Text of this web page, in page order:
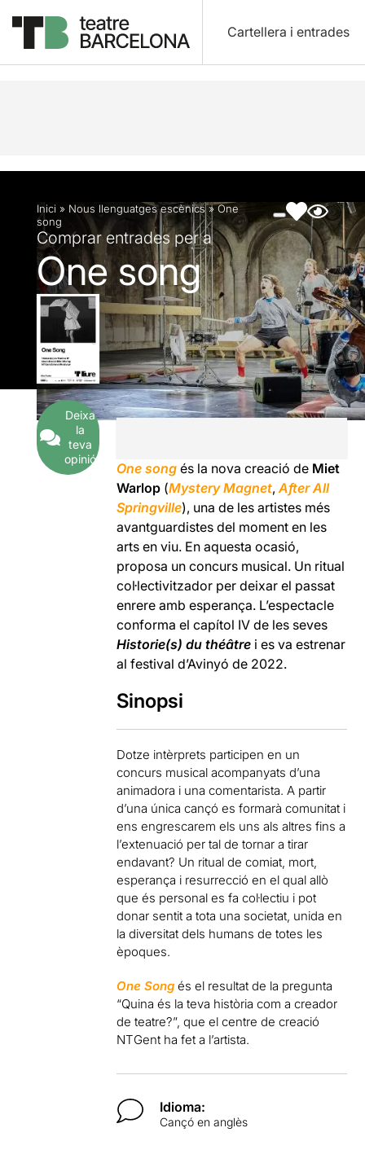
Cartellera i entrades
Descripció Fitxa artística Fotos i vídeos
Inici » Nous llenguatges escènics»One
song
Comprar entrades per a
One song
Deixa
la
teva
opinió
One song és la nova creació de Miet
Warlop (Mystery Magnet,After All
Springville), una de les artistes més
avantguardistes del moment en les
arts en viu. En aquesta ocasió,
proposa un concurs musical. Un ritual
col·lectivitzador per deixar el passat
enrere amb esperança. L’espectacle
conforma el capítol IV de les seves
Historie(s) du théâtre i es va estrenar
al festival d’Avinyó de 2022.
Sinopsi
Dotze intèrprets participen en un
concurs musical acompanyats d’una
animadora i una comentarista. A partir
d’una única cançó es formarà comunitat i
ens engrescarem els uns als altres fins a
l’extenuació per tal de tornar a tirar
endavant? Un ritual de comiat, mort,
esperança i resurrecció en el qual allò
que és personal es fa col·lectiu i pot
donar sentit a tota una societat, unida en
la diversitat dels humans de totes les
èpoques.
One Song és el resultat de la pregunta
“Quina és la teva història com a creador
de teatre?”, que el centre de creació
NTGent ha fet a l’artista.
Idioma:
Cançó en anglès